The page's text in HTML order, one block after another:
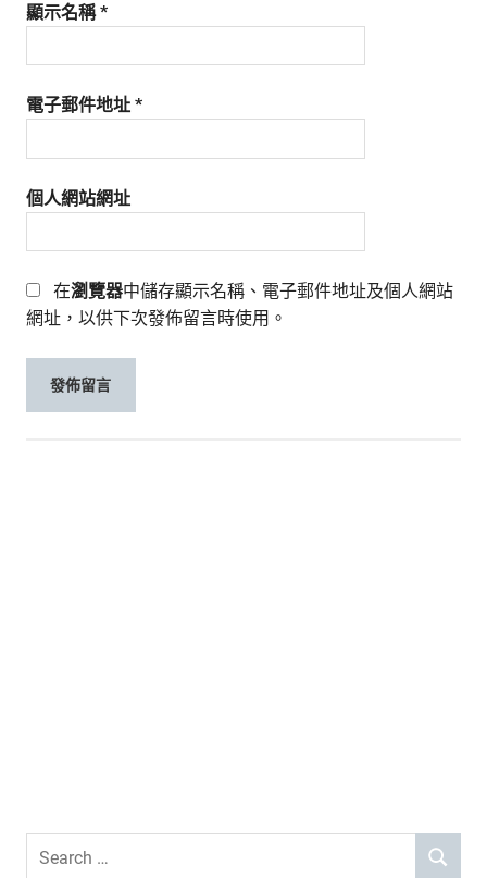
顯示名稱*
電子郵件地址 *
個人網站網址
在瀏覽器中儲存顯示名稱、電子郵件地址及個人網站
網址，以供下次發佈留言時使用。
Search
SEARCH